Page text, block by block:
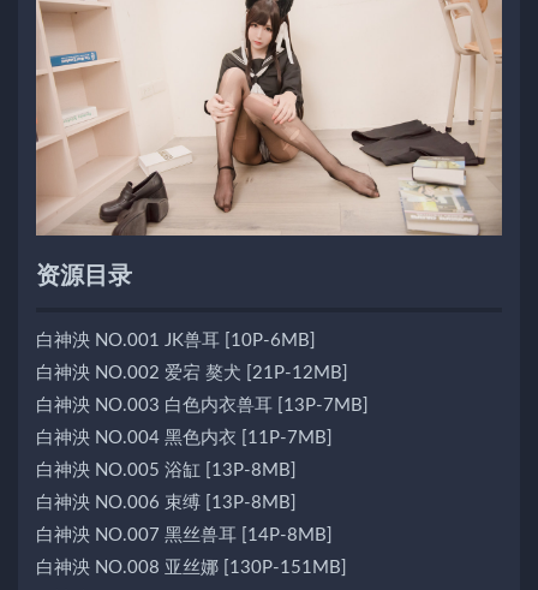
资源目录
白神泱 NO.001 JK兽耳 [10P-6MB]
白神泱 NO.002 爱宕 獒犬 [21P-12MB]
白神泱 NO.003 白色内衣兽耳 [13P-7MB]
白神泱 NO.004 黑色内衣 [11P-7MB]
白神泱 NO.005 浴缸 [13P-8MB]
白神泱 NO.006 束缚 [13P-8MB]
白神泱 NO.007 黑丝兽耳 [14P-8MB]
白神泱 NO.008 亚丝娜 [130P-151MB]